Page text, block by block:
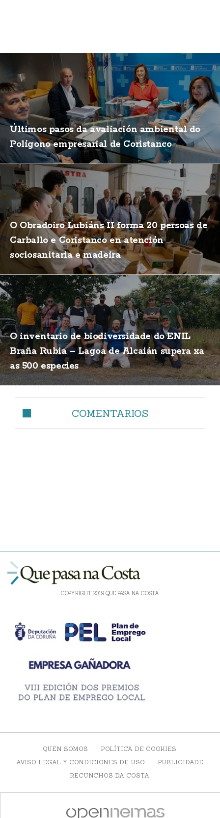
Últimos pasos da avaliación ambiental do
Polígono empresarial de Coristanco
O Obradoiro Lubiáns II forma 20 persoas de
Carballo e Coristanco en atención
sociosanitaria e madeira
O inventario de biodiversidade do ENIL
Braña Rubia – Lagoa de Alcaián supera xa
as 500 especies
COMENTARIOS
COPYRIGHT 2019 QUE PASA NA COSTA
QUEN SOMOS
POLÍTICA DE COOKIES
AVISO LEGAL Y CONDICIONES DE USO
PUBLICIDADE
RECUNCHOS DA COSTA